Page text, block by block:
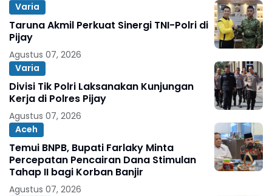
Varia
Taruna Akmil Perkuat Sinergi TNI-Polri di
Pijay
Agustus 07, 2026
Varia
Divisi Tik Polri Laksanakan Kunjungan
Kerja di Polres Pijay
Agustus 07, 2026
Aceh
Temui BNPB, Bupati Farlaky Minta
Percepatan Pencairan Dana Stimulan
Tahap II bagi Korban Banjir
Agustus 07, 2026